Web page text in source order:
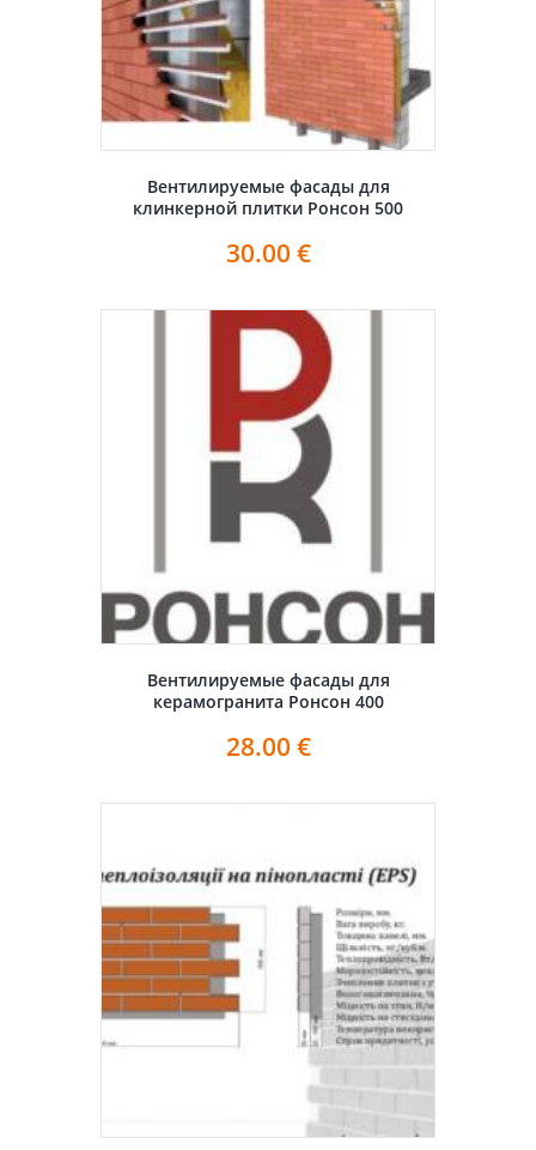
Вентилируемые фасады для
клинкерной плитки Ронсон 500
30.00 €
Вентилируемые фасады для
керамогранита Ронсон 400
28.00 €